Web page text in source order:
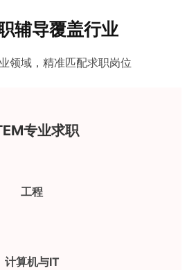
辅导覆盖行业
领域，精准匹配求职岗位
专业求职
工程
计算机与IT